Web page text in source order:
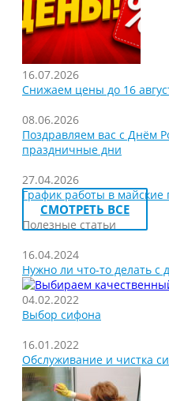
16.07.2026
Снижаем цены до 16
08.06.2026
Поздравляем вас с Днём
праздничные дни
27.04.2026
График работы в майские
СМОТРЕТЬ ВСЕ
Полезные статьи
16.04.2024
Нужно ли что-то делать с
04.02.2022
Выбор сифона
16.01.2022
Обслуживание и чистка